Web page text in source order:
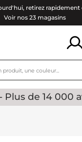
retirez rapidement
Voir nos 23 magasins
- Plus de 14 000